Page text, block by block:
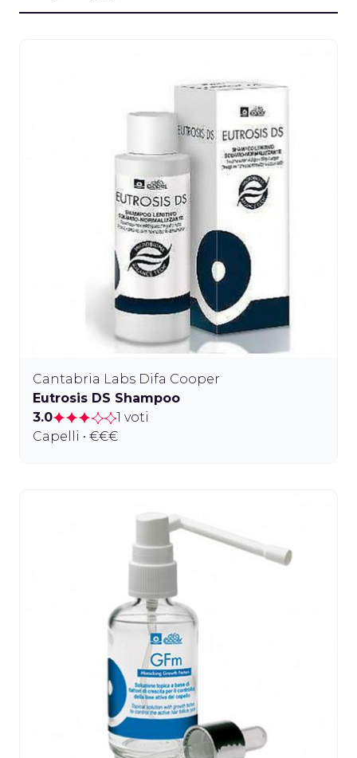
Cantabria Labs Difa Cooper
Eutrosis DS Shampoo
3.0
1 voti
Capelli • €€€